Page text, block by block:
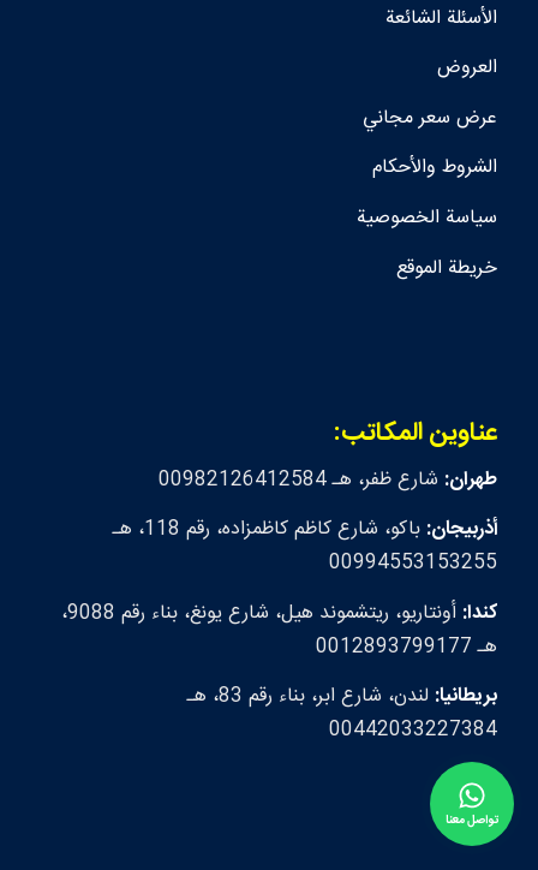
الأسئلة الشائعة
العروض
عرض سعر مجاني
الشروط والأحكام
سياسة الخصوصية
خريطة الموقع
عناوين المكاتب:
طهران: شارع ظفر، هـ 00982126412584
أذربيجان:
باكو، شارع كاظم كاظمزاده، رقم 118، هـ
00994553153255
كندا:
أونتاريو، ريتشموند هيل، شارع يونغ، بناء رقم 9088،
هـ 0012893799177
بريطانيا:
لندن، شارع ابر، بناء رقم 83، هـ
00442033227384
تواصل معنا